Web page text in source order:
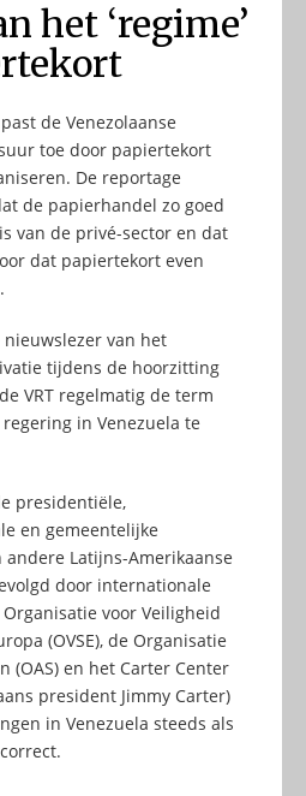
het ‘regime’
de Venezolaanse
toe door papiertekort
De reportage
de papierhandel zo goed
van de privé-sector en dat
dat papiertekort even
van het
tijdens de hoorzitting
VRT regelmatig de term
regering in Venezuela te
presidentiële,
en gemeentelijke
Latijns-Amerikaanse
door internationale
voor Veiligheid
(OVSE), de Organisatie
(OAS) en het Carter Center
president Jimmy Carter)
in Venezuela steeds als